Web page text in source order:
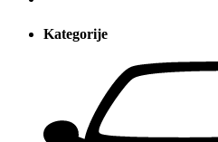
Kategorije